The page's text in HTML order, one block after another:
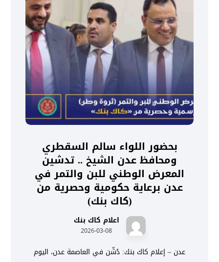
بحضور اللواء سالم السقطري
ومحافظ عدن الشيخ .. تدشين
المعرض الوطني للبن والتمر في
عدن برعاية حكومية وحصرية من
(كاك بنك)
اعلام كاك بنك
2026-03-08
عدن – إعلام كاك بنك: دُشّن في العاصمة عدن، اليوم